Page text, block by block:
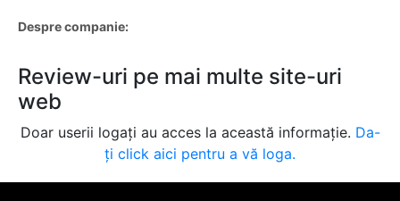
Despre companie:
Review-uri pe mai multe site-uri
web
Doar userii logați au acces la această informație. Da-
ți click aici pentru a vă loga.